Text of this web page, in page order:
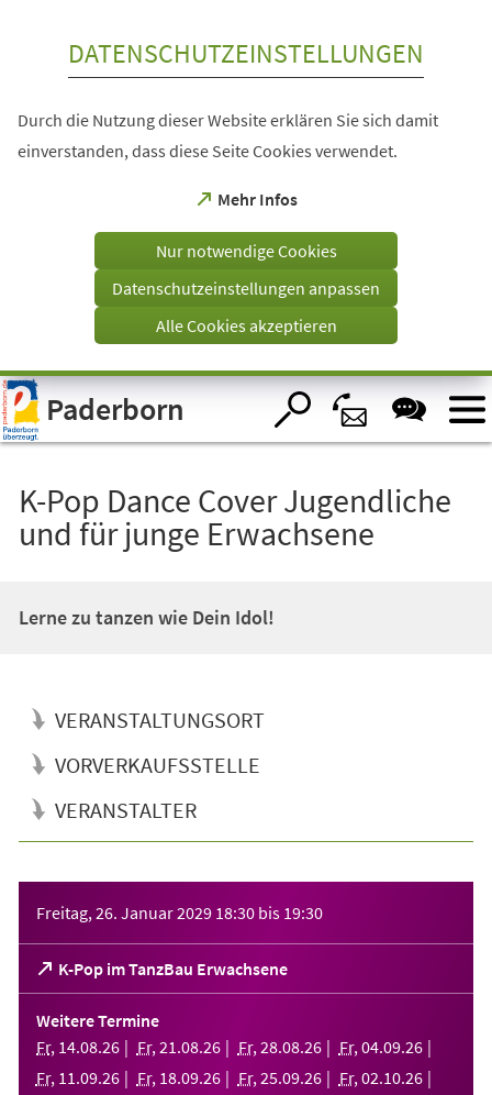
Visuelle
Assistenzsoftware
öffnen.
DATENSCHUTZEINSTELLUNGEN
Durch die Nutzung dieser Website erklären Sie sich damit
einverstanden, dass diese Seite Cookies verwendet.
Mehr Infos
(Öffnet
einem
Tab)
Nur notwendige Cookies
Datenschutzeinstellungen anpassen
Alle Cookies akzeptieren
Paderborn
K-Pop Dance Cover Jugendliche
und für junge Erwachsene
Lerne zu tanzen wie Dein Idol!
VERANSTALTUNGSORT
VORVERKAUFSSTELLE
VERANSTALTER
Freitag, 26. Januar 2029 18:30 bis 19:30
K-Pop im TanzBau Erwachsene
(Öffnet
in
einem
neuen
Tab)
Weitere Termine
Fr, 14.08.26 Fr, 21 .08.26 Fr, 28.08.26 Fr, 04.09.26
Fr, 11 .09.26 Fr, 18.09.26 Fr, 25.09.26 Fr, 02.10.26